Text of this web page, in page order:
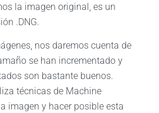
la imagen original, es un
.DNG.
nos daremos cuenta de
se han incrementado y
son bastante buenos.
técnicas de Machine
imagen y hacer posible esta